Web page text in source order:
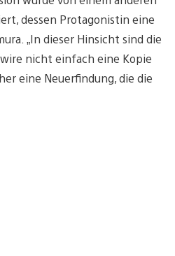
dessen Protagonistin eine
„In dieser Hinsicht sind die
nicht einfach eine Kopie
eine Neuerfindung, die die